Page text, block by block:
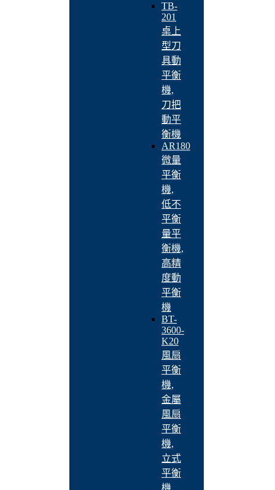
TB-
201
桌上
型刀
具動
平衡
機,
刀把
動平
衡機
AR180
微量
平衡
機,
低不
平衡
量平
衡機,
高精
度動
平衡
機
BT-
3600-
K20
風扇
平衡
機,
金屬
風扇
平衡
機,
立式
平衡
機,